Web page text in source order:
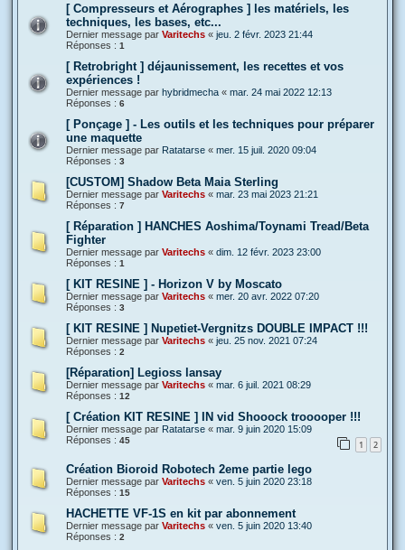
[ Compresseurs et Aérographes ] les matériels, les
techniques, les bases, etc...
Dernier message par Varitechs « jeu. 2 févr. 2023 21:44
Réponses : 1
[ Retrobright ] déjaunissement, les recettes et vos
expériences !
Dernier message par hybridmecha « mar. 24 mai 2022 12:13
Réponses : 6
[ Ponçage ] - Les outils et les techniques pour préparer
une maquette
Dernier message par Ratatarse « mer. 15 juil. 2020 09:04
Réponses : 3
[CUSTOM] Shadow Beta Maia Sterling
Dernier message par Varitechs « mar. 23 mai 2023 21:21
Réponses : 7
[ Réparation ] HANCHES Aoshima/Toynami Tread/Beta
Fighter
Dernier message par Varitechs « dim. 12 févr. 2023 23:00
Réponses : 1
[ KIT RESINE ] - Horizon V by Moscato
Dernier message par Varitechs « mer. 20 avr. 2022 07:20
Réponses : 3
[ KIT RESINE ] Nupetiet-Vergnitzs DOUBLE IMPACT !!!
Dernier message par Varitechs « jeu. 25 nov. 2021 07:24
Réponses : 2
[Réparation] Legioss lansay
Dernier message par Varitechs « mar. 6 juil. 2021 08:29
Réponses : 12
[ Création KIT RESINE ] IN vid Shooock trooooper !!!
Dernier message par Ratatarse « mar. 9 juin 2020 15:09
Réponses : 45 1 2
Création Bioroid Robotech 2eme partie lego
Dernier message par Varitechs « ven. 5 juin 2020 23:18
Réponses : 15
HACHETTE VF-1S en kit par abonnement
Dernier message par Varitechs « ven. 5 juin 2020 13:40
Réponses : 2